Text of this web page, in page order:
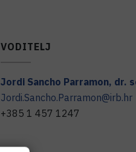
VODITELJ
Jordi Sancho Parramon, dr.
Jordi.Sancho.Parramon@irb.hr
+385 1 457 1247